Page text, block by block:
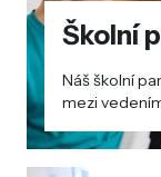
Školní
Náš školní
mezi